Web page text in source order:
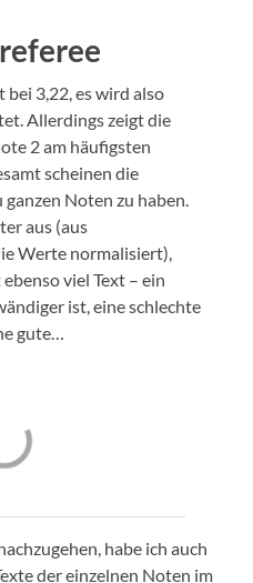
3,22, es wird also
Allerdings zeigt die
2 am häufigsten
scheinen die
Noten zu haben.
aus (aus
Werte normalisiert),
viel Text – ein
ist, eine schlechte
gute…
habe ich auch
der einzelnen Noten im